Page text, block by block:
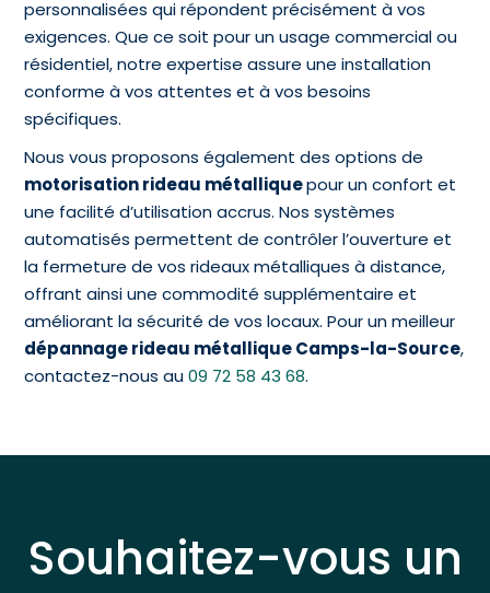
personnalisées qui répondent précisément à vos
exigences. Que ce soit pour un usage commercial ou
résidentiel, notre expertise assure une installation
conforme à vos attentes et à vos besoins
spécifiques.
Nous vous proposons également des options de
motorisation rideau métalliquepour un confort et
une facilité d’utilisation accrus. Nos systèmes
automatisés permettent de contrôler l’ouverture et
la fermeture de vos rideaux métalliques à distance,
offrant ainsi une commodité supplémentaire et
améliorant la sécurité de vos locaux. Pour un meilleur
dépannage rideau métallique Camps-la-Source,
contactez-nous au09 72 58 43 68.
Souhaitez-vous un